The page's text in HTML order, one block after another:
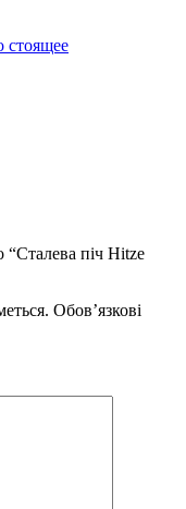
стоящее
піч Hitze
Обов’язкові